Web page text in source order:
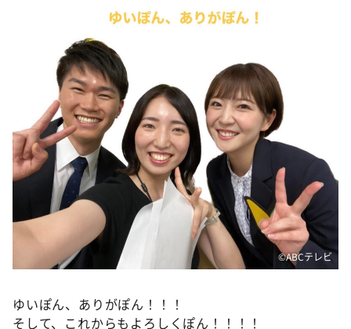
©️ABCテレビ
ゆいぽん、ありがぽん！！！
そして、これからもよろしくぽん！！！！